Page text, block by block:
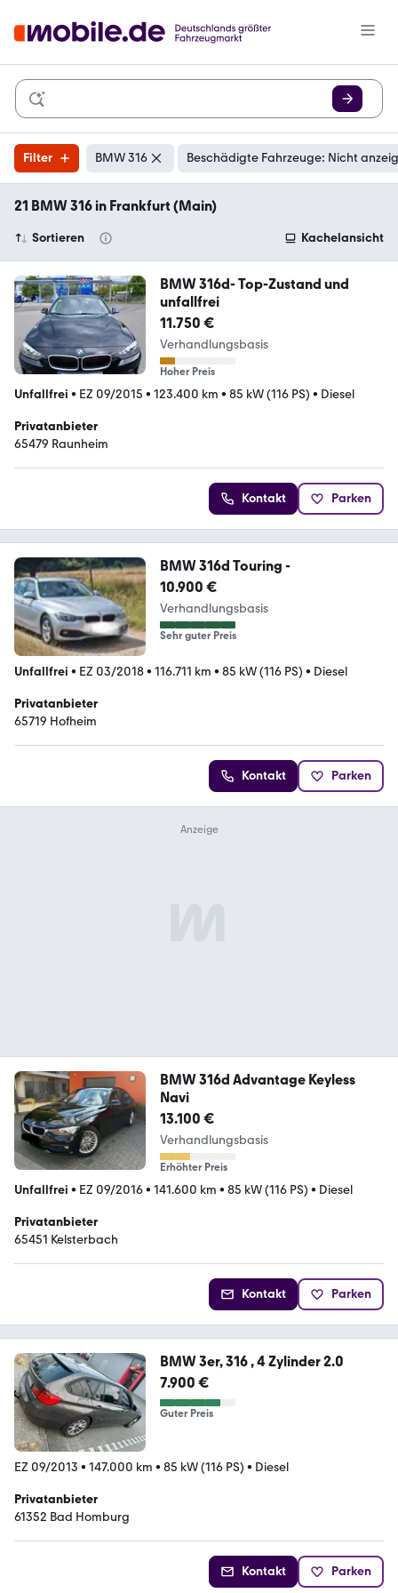
Filter BMW 316 Beschädigte Fahrzeuge: Nicht
21 BMW 316 in Frankfurt (Main)
Sortieren Kachelansicht
BMW 316d- Top-Zustand und
unfallfrei
11.750 €
Verhandlungsbasis
Hoher Preis
Unfallfrei • EZ 09/2015 • 123.400 km • 85 kW (116 PS) • Diesel
Privatanbieter
65479 Raunheim
Kontakt Parken
BMW 316d Touring -
10.900 €
Verhandlungsbasis
Sehr guter Preis
Unfallfrei • EZ 03/2018• 116.711 km • 85 kW (116 PS) • Diesel
Privatanbieter
65719 Hofheim
Kontakt Parken
BMW 316d Advantage Keyless
Navi
13.100 €
Verhandlungsbasis
Erhöhter Preis
Unfallfrei • EZ 09/2016• 141.600 km • 85 kW (116 PS) • Diesel
Privatanbieter
65451 Kelsterbach
Kontakt Parken
BMW 3er, 316 , 4 Zylinder 2.0
7.900 €
Guter Preis
EZ 09/2013 • 147.000 km • 85 kW (116 PS) • Diesel
Privatanbieter
61352 Bad Homburg
Kontakt Parken